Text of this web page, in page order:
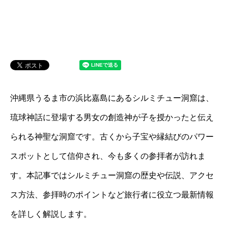
沖縄県うるま市の浜比嘉島にあるシルミチュー洞窟は、
琉球神話に登場する男女の創造神が子を授かったと伝え
られる神聖な洞窟です。古くから子宝や縁結びのパワー
スポットとして信仰され、今も多くの参拝者が訪れま
す。本記事ではシルミチュー洞窟の歴史や伝説、アクセ
ス方法、参拝時のポイントなど旅行者に役立つ最新情報
を詳しく解説します。